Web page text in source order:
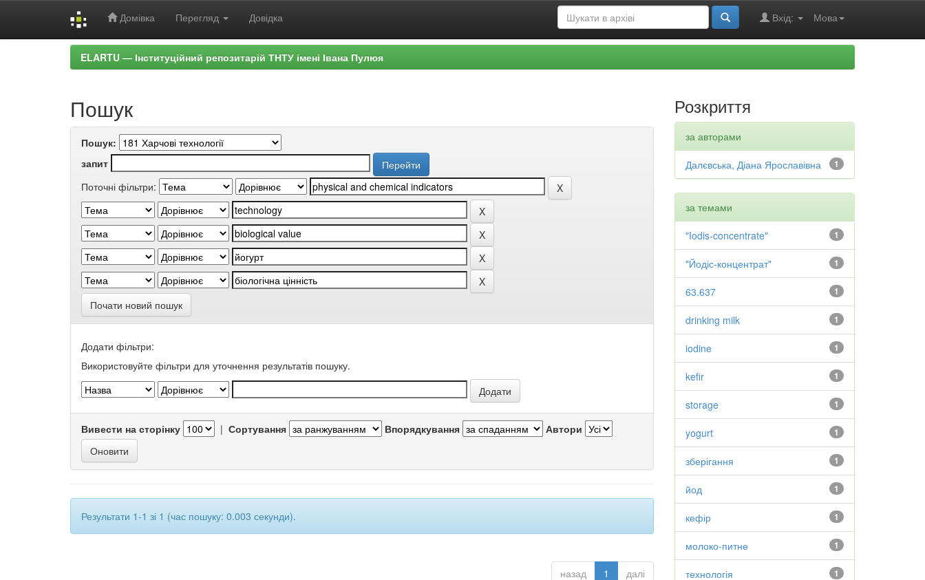
Домівка Перегляд Довідка Мова
Вхід:
ELARTU — Інституційний репозитарій ТНТУ імені Івана Пулюя
Пошук
Пошук:
запит
Поточні фільтри:
Почати новий пошук
Додати фільтри:
Використовуйте фільтри для уточнення результатів пошуку.
Вивести на сторінку | Сортування Впорядкування Автори
Результати 1-1 зі 1 (час пошуку: 0.003 секунди).
назад 1 далі
Розкриття
за авторами
1
Далєвська, Діана Ярославівна
за темами
1
"Iodis-concentrate"
1
"Йодіс-концентрат"
1
63.637
1
drinking milk
1
iodine
1
kefir
1
storage
1
yogurt
1
зберігання
1
йод
1
кефір
1
молоко-питне
1
технологія